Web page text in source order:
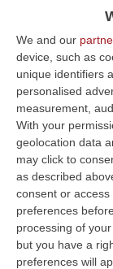
We and our
device, such as
unique identifiers
personalised
measurement,
With your
geolocation data
may click to
as described
consent or
preferences
processing of
but you have a
preferences will
Reggio Calabria,
Facoltà Di
“REGGIO
Bernini ha visitato
06 Agosto,
L’estate Di
Carmelo E Andrea
“VIBO VALENTIA
spezzate, famiglie e
06 Agosto,
Omicidio Di
Mandante E Sui